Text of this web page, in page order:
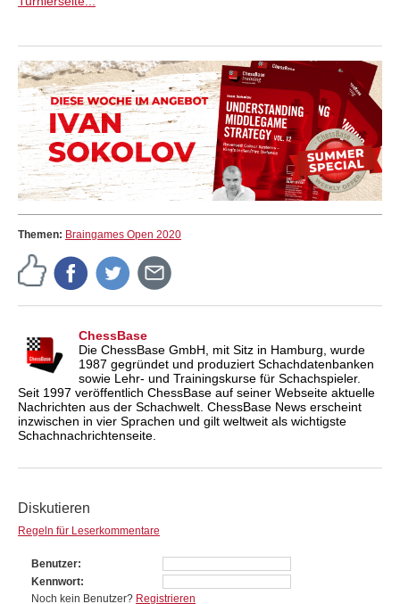
Themen: Braingames Open 2020
ChessBase
Die ChessBase GmbH, mit Sitz in Hamburg, wurde
1987 gegründet und produziert Schachdatenbanken
sowie Lehr- und Trainingskurse für Schachspieler.
Seit 1997 veröffentlich ChessBase auf seiner Webseite aktuelle
Nachrichten aus der Schachwelt. ChessBase News erscheint
inzwischen in vier Sprachen und gilt weltweit als wichtigste
Schachnachrichtenseite.
Diskutieren
Regeln für Leserkommentare
Benutzer
Kennwort
Noch kein Benutzer? Registrieren